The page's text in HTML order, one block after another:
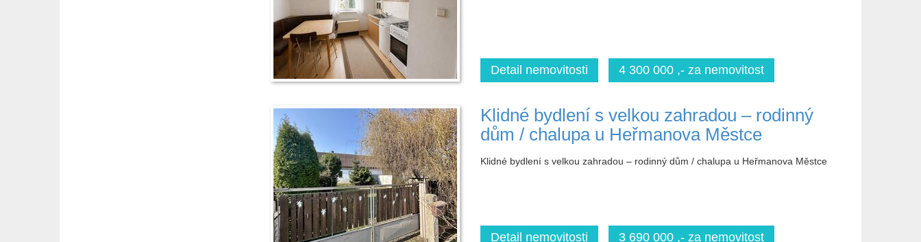
Detail nemovitosti 4 300 000 ,- za nemovitost
Klidné bydlení s velkou zahradou – rodinný
dům / chalupa u Heřmanova Městce
Klidné bydlení s velkou zahradou – rodinný dům / chalupa u Heřmanova Městce
Detail nemovitosti 3 690 000 ,- za nemovitost